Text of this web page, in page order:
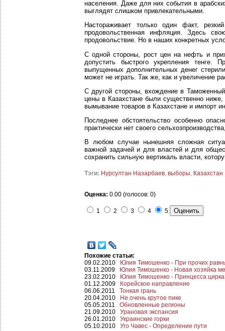
населения. Даже для них события в
выглядят слишком привлекательными.
Настораживает только один факт,
продовольственная инфляция. Здесь
продовольствие. Но в наших конкретных
С одной стороны, рост цен на нефть и
допустить быстрого укрепления тенге.
выпущенных дополнительных денег
может не играть. Так же, как и увеличение
С другой стороны, вхождение в
цены в Казахстане были существенно
вымывание товаров в Казахстане и импорт
Последнее обстоятельство особенно
практически нет своего
В любом случае нынешняя сложная
важной задачей и для властей и для
сохранить сильную вертикаль власти,
Тэги: Нурсултан Назарбаев, выборы, Казахстан
Оценка: 0.00 (голосов: 0)
1 2 3 4 5
Похожие статьи:
09.02.2010
Юлия Тимошенко - При прочих
03.11.2009
Юлия Тимошенко - Новая хозяйка
23.02.2010
Юлия Тимошенко - Принцесса цирка
01.12.2009
Корейское направление
06.06.2011 Тонкая грань
20.04.2010
Не очень крутое пике
05.05.2011 Обновленные регионы
21.09.2010 Урановая экспансия
26.01.2010 Украинские горки
05.10.2010 Уго Чавес - Определение пути